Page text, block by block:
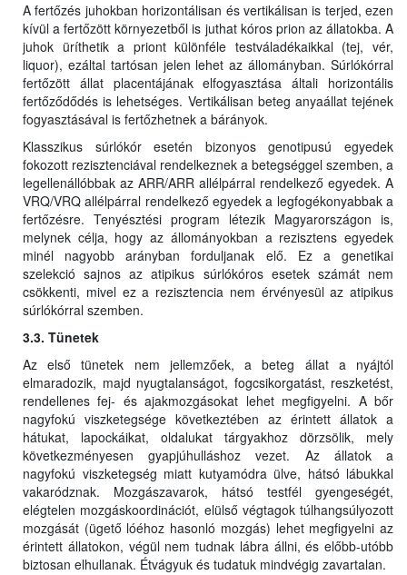
A fertőzés juhokban horizontálisan és vertikálisan is terjed, ezen
kívül a fertőzött környezetből is juthat kóros prion az állatokba. A
juhok üríthetik a priont különféle testváladékaikkal (tej, vér,
liquor), ezáltal tartósan jelen lehet az állományban. Súrlókórral
fertőzött állat placentájának elfogyasztása általi horizontális
fertőződődés is lehetséges. Vertikálisan beteg anyaállat tejének
fogyasztásával is fertőzhetnek a bárányok.
Klasszikus súrlókór esetén bizonyos genotipusú egyedek
fokozott rezisztenciával rendelkeznek a betegséggel szemben, a
legellenállóbbak az ARR/ARR allélpárral rendelkező egyedek. A
VRQ/VRQ allélpárral rendelkező egyedek a legfogékonyabbak a
fertőzésre. Tenyésztési program létezik Magyarországon is,
melynek célja, hogy az állományokban a rezisztens egyedek
minél nagyobb arányban forduljanak elő. Ez a genetikai
szelekció sajnos az atipikus súrlókóros esetek számát nem
csökkenti, mivel ez a rezisztencia nem érvényesül az atipikus
súrlókórral szemben.
3.3. Tünetek
Az első tünetek nem jellemzőek, a beteg állat a nyájtól
elmaradozik, majd nyugtalanságot, fogcsikorgatást, reszketést,
rendellenes fej- és ajakmozgásokat lehet megfigyelni. A bőr
nagyfokú viszketegsége következtében az érintett állatok a
hátukat, lapockáikat, oldalukat tárgyakhoz dörzsölik, mely
következményesen gyapjúhulláshoz vezet. Az állatok a
nagyfokú viszketegség miatt kutyamódra ülve, hátsó lábukkal
vakaródznak. Mozgászavarok, hátsó testfél gyengeségét,
elégtelen mozgáskoordinációt, elülső végtagok túlhangsúlyozott
mozgását (ügető lóéhoz hasonló mozgás) lehet megfigyelni az
érintett állatokon, végül nem tudnak lábra állni, és előbb-utóbb
biztosan elhullanak. Étvágyuk és tudatuk mindvégig zavartalan.